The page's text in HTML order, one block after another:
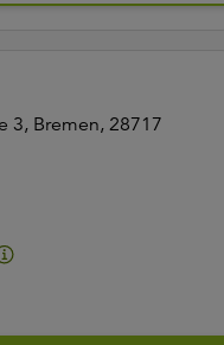
3, Bremen, 28717